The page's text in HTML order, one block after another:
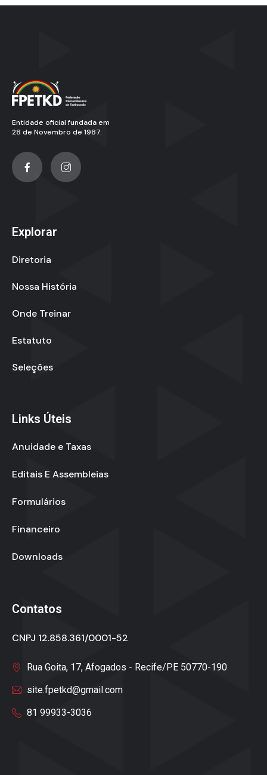
Entidade oficial fundada em
28 de Novembro de 1987.
Explorar
Diretoria
Nossa História
Onde Treinar
Estatuto
Seleções
Links Úteis
Anuidade e Taxas
Editais E Assembleias
Formulários
Financeiro
Downloads
Contatos
CNPJ 12.858.361/0001-52
Rua Goita, 17, Afogados - Recife/PE 50770-190
site.fpetkd@gmail.com
81 99933-3036